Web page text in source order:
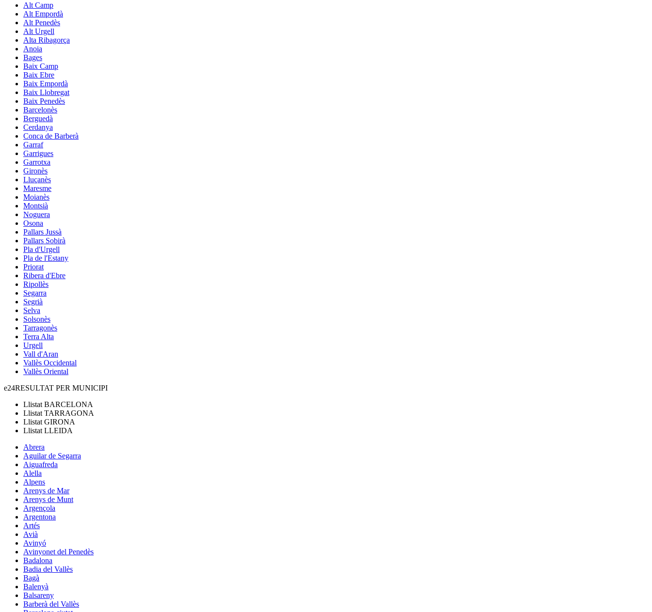
Alt Camp
Alt Empordà
Alt Penedès
Alt Urgell
Alta Ribagorça
Anoia
Bages
Baix Camp
Baix Ebre
Baix Empordà
Baix Llobregat
Baix Penedès
Barcelonès
Berguedà
Cerdanya
Conca de Barberà
Garraf
Garrigues
Garrotxa
Gironès
Lluçanès
Maresme
Moianès
Montsià
Noguera
Osona
Pallars Jussà
Pallars Sobirà
Pla d'Urgell
Pla de l'Estany
Priorat
Ribera d'Ebre
Ripollès
Segarra
Segrià
Selva
Solsonès
Tarragonès
Terra Alta
Urgell
Vall d'Aran
Vallès Occidental
Vallès Oriental
e24RESULTAT PER MUNICIPI
Llistat BARCELONA
Llistat TARRAGONA
Llistat GIRONA
Llistat LLEIDA
Abrera
Aguilar de Segarra
Aiguafreda
Alella
Alpens
Arenys de Mar
Arenys de Munt
Argençola
Argentona
Artés
Avià
Avinyó
Avinyonet del Penedès
Badalona
Badia del Vallès
Bagà
Balenyà
Balsareny
Barberà del Vallès